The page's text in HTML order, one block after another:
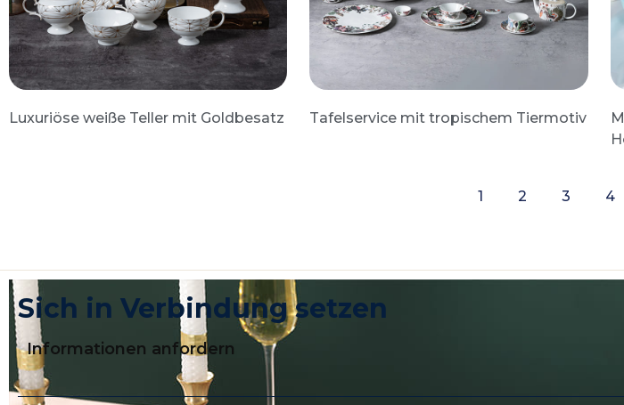
Luxuriöse weiße Teller mit Goldbesatz Tafelservice mit tropischem Tiermotiv
1 2 3 4
Sich in Verbindung setzen
Informationen anfordern